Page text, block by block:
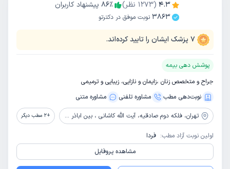
4.3
(
1273 نظر) 86٪
پیشنهاد کاربران
3863 نوبت موفق در دکترتو
7 پزشک ایشان را تایید کرده‌اند.
پوشش دهی بیمه
جراح و متخصص زنان ،زایمان و نازایی، زیبایی و ترمیمی
نوبت‌دهی مطب
مشاوره‌ تلفنی مشاوره‌ متنی
تهران، فلکه دوم صادقیه، آیت الله کاشانی ، بین اباذر و مهران، پلاک 69 ، ساختمان 107، واحد 20 ، طبقه 5 +
2 مطب دیگر
اولین نوبت آزاد مطب: فردا
مشاهده پروفایل